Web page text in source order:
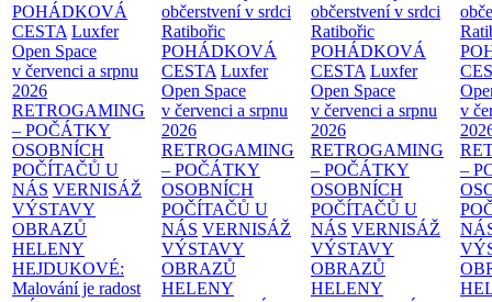
POHÁDKOVÁ
CESTA Luxfer
Open Space
v červenci a srpnu
2026
RETROGAMING
– POČÁTKY
OSOBNÍCH
POČÍTAČŮ U
NÁS VERNISÁŽ
VÝSTAVY
OBRAZŮ
HELENY
HEJDUKOVÉ:
Malování je radost
občerstvení v srdci
Ratibořic
POHÁDKOVÁ
CESTA Luxfer
Open Space
v červenci a srpnu
2026
RETROGAMING
– POČÁTKY
OSOBNÍCH
POČÍTAČŮ U
NÁS VERNISÁŽ
VÝSTAVY
OBRAZŮ
HELENY
občerstvení v srdci
Ratibořic
POHÁDKOVÁ
CESTA Luxfer
Open Space
v červenci a srpnu
2026
RETROGAMING
– POČÁTKY
OSOBNÍCH
POČÍTAČŮ U
NÁS VERNISÁŽ
VÝSTAVY
OBRAZŮ
HELENY
v
–